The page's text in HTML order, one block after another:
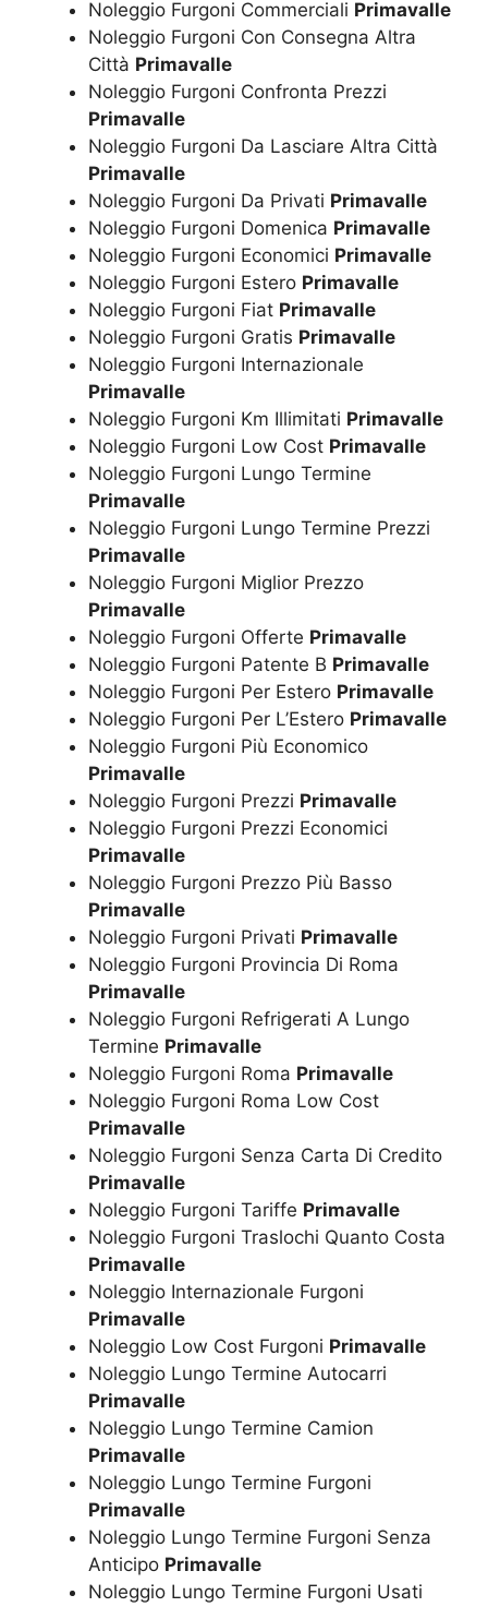
Noleggio Furgoni Commerciali Primavalle
Noleggio Furgoni Con Consegna Altra
Città Primavalle
Noleggio Furgoni Confronta Prezzi
Primavalle
Noleggio Furgoni Da Lasciare Altra Città
Primavalle
Noleggio Furgoni Da Privati Primavalle
Noleggio Furgoni Domenica Primavalle
Noleggio Furgoni Economici Primavalle
Noleggio Furgoni Estero Primavalle
Noleggio Furgoni Fiat Primavalle
Noleggio Furgoni Gratis Primavalle
Noleggio Furgoni Internazionale
Primavalle
Noleggio Furgoni Km Illimitati Primavalle
Noleggio Furgoni Low Cost Primavalle
Noleggio Furgoni Lungo Termine
Primavalle
Noleggio Furgoni Lungo Termine Prezzi
Primavalle
Noleggio Furgoni Miglior Prezzo
Primavalle
Noleggio Furgoni Offerte Primavalle
Noleggio Furgoni Patente B Primavalle
Noleggio Furgoni Per Estero Primavalle
Noleggio Furgoni Per L’Estero Primavalle
Noleggio Furgoni Più Economico
Primavalle
Noleggio Furgoni Prezzi Primavalle
Noleggio Furgoni Prezzi Economici
Primavalle
Noleggio Furgoni Prezzo Più Basso
Primavalle
Noleggio Furgoni Privati Primavalle
Noleggio Furgoni Provincia Di Roma
Primavalle
Noleggio Furgoni Refrigerati A Lungo
Termine Primavalle
Noleggio Furgoni Roma Primavalle
Noleggio Furgoni Roma Low Cost
Primavalle
Noleggio Furgoni Senza Carta Di Credito
Primavalle
Noleggio Furgoni Tariffe Primavalle
Noleggio Furgoni Traslochi Quanto Costa
Primavalle
Noleggio Internazionale Furgoni
Primavalle
Noleggio Low Cost Furgoni Primavalle
Noleggio Lungo Termine Autocarri
Primavalle
Noleggio Lungo Termine Camion
Primavalle
Noleggio Lungo Termine Furgoni
Primavalle
Noleggio Lungo Termine Furgoni Senza
Anticipo Primavalle
Noleggio Lungo Termine Furgoni Usati